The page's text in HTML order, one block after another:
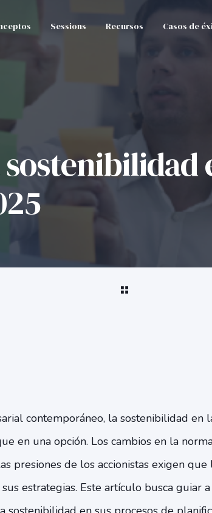
Sessions Recursos Casos de
contemporáneo, la sostenibilidad en
en una opción. Los cambios en la
presiones de los accionistas exigen que
estrategias. Este artículo busca guiar